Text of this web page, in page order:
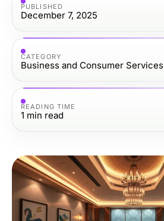
PUBLISHED
December 7, 2025
CATEGORY
Business and Consumer Services
READING TIME
1 min read